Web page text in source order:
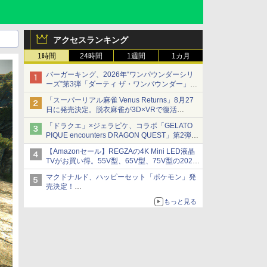
アクセスランキング
1時間 24時間 1週間 1カ月
バーガーキング、2026年“ワンパウンダーシリ
ーズ”第3弾「ダーティ ザ・ワンパウンダー」を
8月7日発売
「特製ガーリックマヨソース」を使用した超大
型チーズバーガー
「スーパーリアル麻雀 Venus Returns」8月27
日に発売決定。脱衣麻雀が3D×VRで復活
発売から2週間は20%オフになるセールが実施
「ドラクエ」×ジェラピケ、コラボ「GELATO
PIQUE encounters DRAGON QUEST」第2弾が
本日発売
アイスカップに入ったスライムやわたぼう、ベ
ビーサタンなどがオリジナルアートで登場
【Amazonセール】REGZAの4K Mini LED液晶
TVがお買い得。55V型、65V型、75V型の2026
年モデルがラインナップ
マクドナルド、ハッピーセット「ポケモン」発
売決定！
ポケモン30周年記念で30匹が大集合
もっと見る